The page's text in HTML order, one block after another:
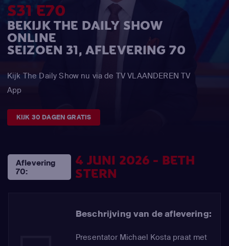
S31 E70
BEKIJK THE DAILY SHOW
ONLINE
SEIZOEN 31, AFLEVERING 70
Kijk The Daily Show nu via de TV VLAANDEREN TV
App
KIJK 30 DAGEN GRATIS
Aflevering
70:
4 JUNI 2026 - BETH
STERN
Beschrijving van de aflevering:
Presentator Michael Kosta praat met